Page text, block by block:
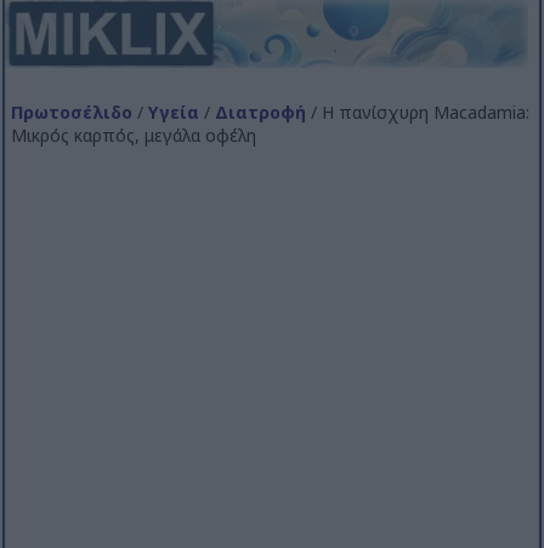
Πρωτοσέλιδο /Υγεία / Διατροφή / Η πανίσχυρη Macadamia:
Μικρός καρπός, μεγάλα οφέλη